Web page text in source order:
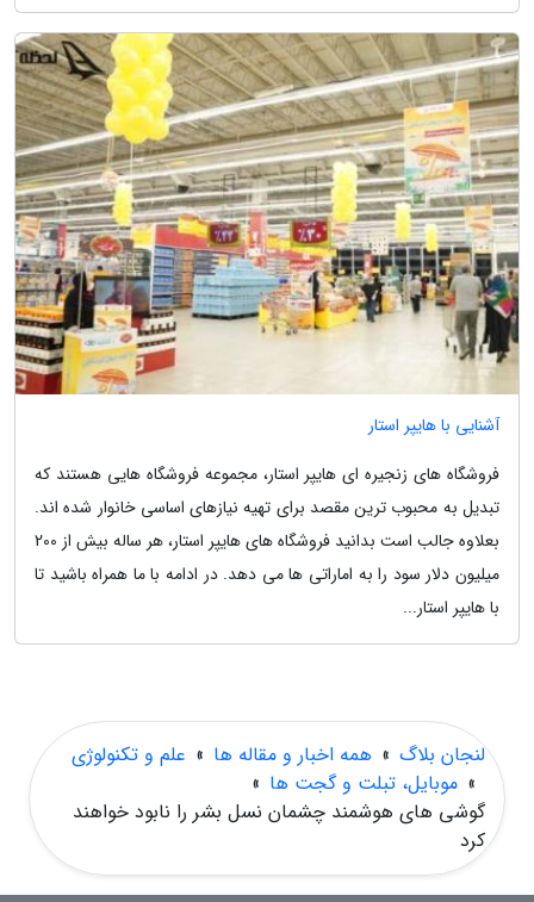
آشنایی با هایپر استار
فروشگاه های زنجیره ای هایپر استار، مجموعه فروشگاه هایی هستند که
تبدیل به محبوب ترین مقصد برای تهیه نیازهای اساسی خانوار شده اند.
بعلاوه جالب است بدانید فروشگاه های هایپر استار، هر ساله بیش از 200
میلیون دلار سود را به اماراتی ها می دهد. در ادامه با ما همراه باشید تا
با هایپر استار...
لنجان بلاگ » همه اخبار و مقاله ها » علم و تکنولوژی
» موبایل، تبلت و گجت ها »
گوشی های هوشمند چشمان نسل بشر را نابود خواهند
کرد